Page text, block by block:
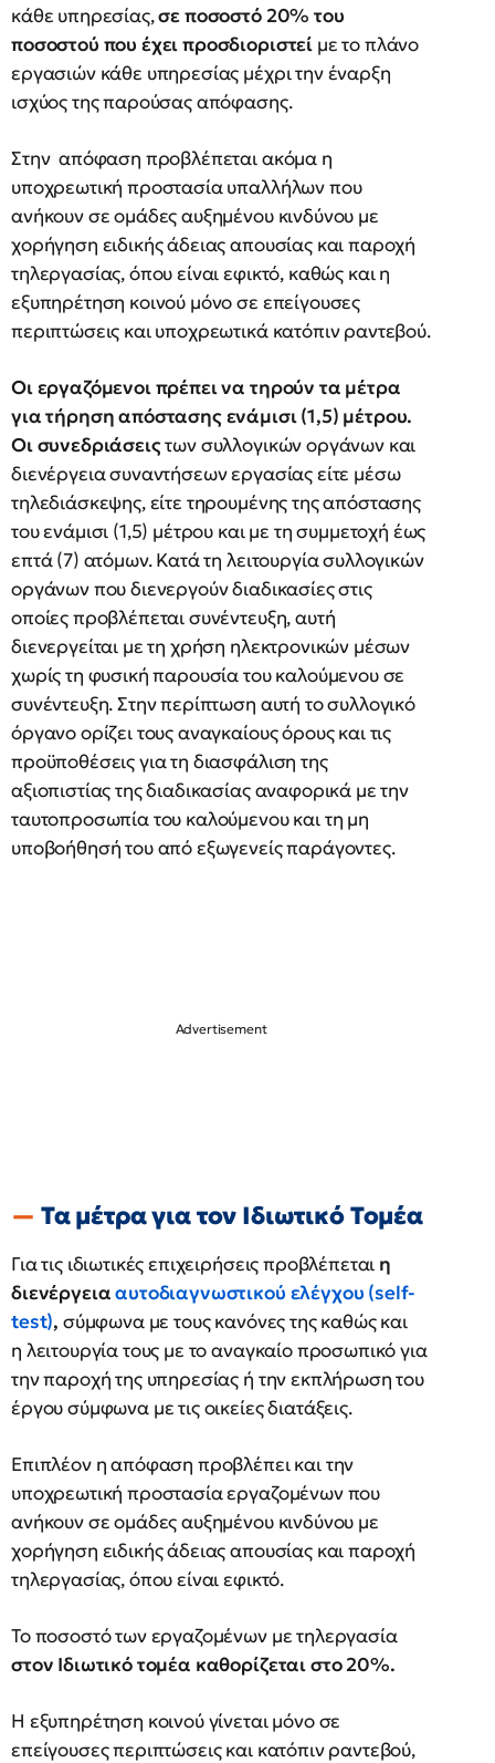
κάθε υπηρεσίας,σε ποσοστό 20% του
ποσοστού που έχει προσδιοριστεί με το πλάνο
εργασιών κάθε υπηρεσίας μέχρι την έναρξη
ισχύος της παρούσας απόφασης.
Στην απόφαση προβλέπεται ακόμα η
υποχρεωτική προστασία υπαλλήλων που
ανήκουν σε ομάδες αυξημένου κινδύνου με
χορήγηση ειδικής άδειας απουσίας και παροχή
τηλεργασίας, όπου είναι εφικτό, καθώς και η
εξυπηρέτηση κοινού μόνο σε επείγουσες
περιπτώσεις και υποχρεωτικά κατόπιν ραντεβού.
Οι εργαζόμενοι πρέπει να τηρούν τα μέτρα
για τήρηση απόστασης ενάμισι (1,5) μέτρου.
Οι συνεδριάσειςτων συλλογικών οργάνων και
διενέργεια συναντήσεων εργασίας είτε μέσω
τηλεδιάσκεψης, είτε τηρουμένης της απόστασης
του ενάμισι (1,5) μέτρου και με τη συμμετοχή έως
επτά (7) ατόμων. Κατά τη λειτουργία συλλογικών
οργάνων που διενεργούν διαδικασίες στις
οποίες προβλέπεται συνέντευξη, αυτή
διενεργείται με τη χρήση ηλεκτρονικών μέσων
χωρίς τη φυσική παρουσία του καλούμενου σε
συνέντευξη. Στην περίπτωση αυτή το συλλογικό
όργανο ορίζει τους αναγκαίους όρους και τις
προϋποθέσεις για τη διασφάλιση της
αξιοπιστίας της διαδικασίας αναφορικά με την
ταυτοπροσωπία του καλούμενου και τη μη
υποβοήθησή του από εξωγενείς παράγοντες.
Τα μέτρα για τον Ιδιωτικό Τομέα
Για τις ιδιωτικές επιχειρήσεις προβλέπεται η
διενέργειααυτοδιαγνωστικού ελέγχου (self-
test), σύμφωνα με τους κανόνες της καθώς και
η λειτουργία τους με το αναγκαίο προσωπικό για
την παροχή της υπηρεσίας ή την εκπλήρωση του
έργου σύμφωνα με τις οικείες διατάξεις.
Επιπλέον η απόφαση προβλέπει και την
υποχρεωτική προστασία εργαζομένων που
ανήκουν σε ομάδες αυξημένου κινδύνου με
χορήγηση ειδικής άδειας απουσίας και παροχή
τηλεργασίας, όπου είναι εφικτό.
Το ποσοστό των εργαζομένων με τηλεργασία
στον Ιδιωτικό τομέα καθορίζεται στο 20%.
Η εξυπηρέτηση κοινού γίνεται μόνο σε
επείγουσες περιπτώσεις και κατόπιν ραντεβού,